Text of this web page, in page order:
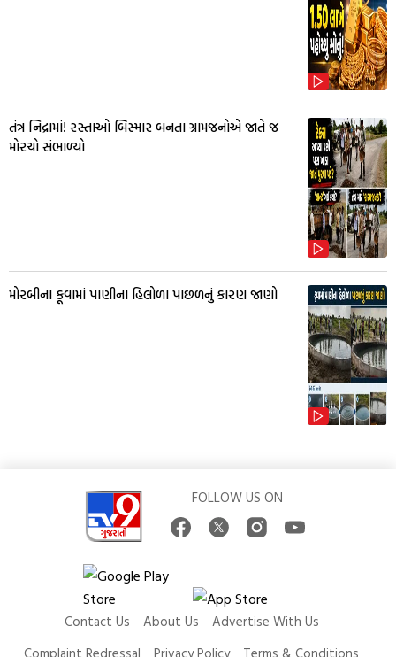
તંત્ર નિદ્રામાં! રસ્તાઓ બિસ્માર બનતા ગ્રામજનોએ જાતે જ
મોરચો સંભાળ્યો
મોરબીના કૂવામાં પાણીના હિલોળા પાછળનું કારણ જાણો
FOLLOW US ON
Contact Us About Us
Advertise With Us
Complaint Redressal
Privacy Policy Terms & Conditions